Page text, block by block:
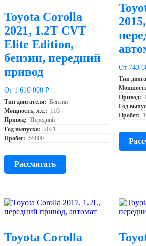
Toyota Corolla
2021, 1.2T CVT
Elite Edition,
бензин, передний
привод
От 1 610 000 ₽
Тип двигателя: Бензин
Мощность, л.с.: 116
Привод: Передний
Год выпуска: 2021
Пробег: 55000
Рассчитать
От 743
Тип
Привод:
Год
Пробег:
Toyota Corolla